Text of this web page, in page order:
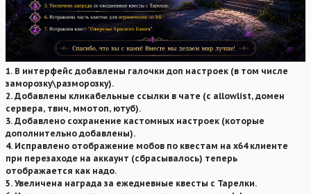
1. В интерфейс добавлены галочки доп настроек (в том числе
заморозку\разморозку).
2. Добавлены кликабельные ссылки в чате (с allowlist, домен
сервера, твич, ммотоп, ютуб).
3. Добавлено сохранение кастомных настроек (которые
дополнительно добавлены).
4. Исправлено отображение мобов по квестам на х64 клиенте
при перезаходе на аккаунт (сбрасывалось) теперь
отображается как надо.
5. Увеличена награда за ежедневные квесты с Тарелки.